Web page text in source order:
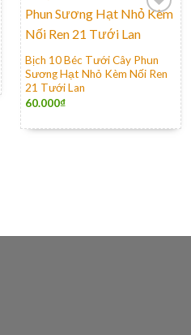
Bịch 10 Béc Tưới Cây Phun
Sương Hạt Nhỏ Kèm Nối Ren
21 Tưới Lan
60.000₫